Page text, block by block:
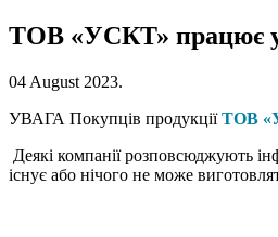
ТОВ «УСКТ» працює
04 August 2023.
УВАГА Покупців продукціїТОВ
Деякі компанії розповсюджують і
існує або нічого не може